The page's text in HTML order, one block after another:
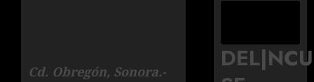
Cd. Obregón, Sonora.-